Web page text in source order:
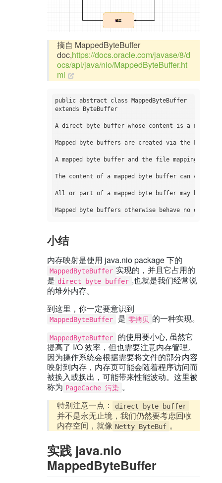
摘自 MappedByteBuffer
doc,https://docs.oracle.com/javase/8/d
ocs/api/java/nio/MappedByteBuffer.ht
ml
public abstract class MappedByteBuffer
extends ByteBuffer
A direct byte buffer whose content is a
Mapped byte buffers are created via the
A mapped byte buffer and the file mapping
The content of a mapped byte buffer can
All or part of a mapped byte buffer may
小结
内存映射是使用 java.nio package 下的
MappedByteBuffer 实现的，并且它占用的
是 direct byte buffer ,也就是我们经常说
的堆外内存。
到这里，你一定要意识到
MappedByteBuffer 是 零拷贝 的一种实现。
MappedByteBuffer
的使用要小心, 虽然它
提高了 I/O 效率，但也需要注意内存管理。
因为操作系统会根据需要将文件的部分内容
映射到内存，内存页可能会随着程序访问而
被换入或换出，可能带来性能波动。这里被
称为 PageCache 污染 。
特别注意一点：
direct byte buffer
并不是永无止境，我们仍然要考虑回收
内存空间，就像 Netty ByteBuf 。
实践 java.nio
MappedByteBuffer